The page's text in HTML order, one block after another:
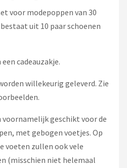
voor modepoppen van 30
uit 10 paar schoenen
cadeauzakje.
willekeurig geleverd. Zie
voornamelijk geschikt voor de
met gebogen voetjes. Op
voeten zullen ook vele
(misschien niet helemaal